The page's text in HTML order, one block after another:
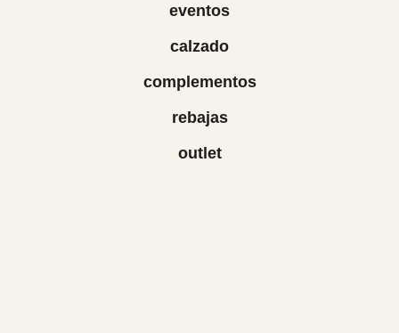
eventos
calzado
complementos
rebajas
outlet